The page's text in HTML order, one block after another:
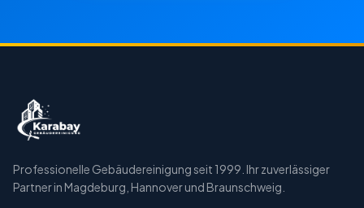
Professionelle Gebäudereinigung seit 1999. Ihr zuverlässiger
Partner in Magdeburg, Hannover und Braunschweig.